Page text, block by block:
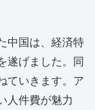
中国は、経済特
遂げました。同
ていきます。ア
人件費が魅力